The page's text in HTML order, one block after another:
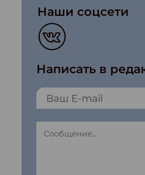
Наши соцсети
Написать в